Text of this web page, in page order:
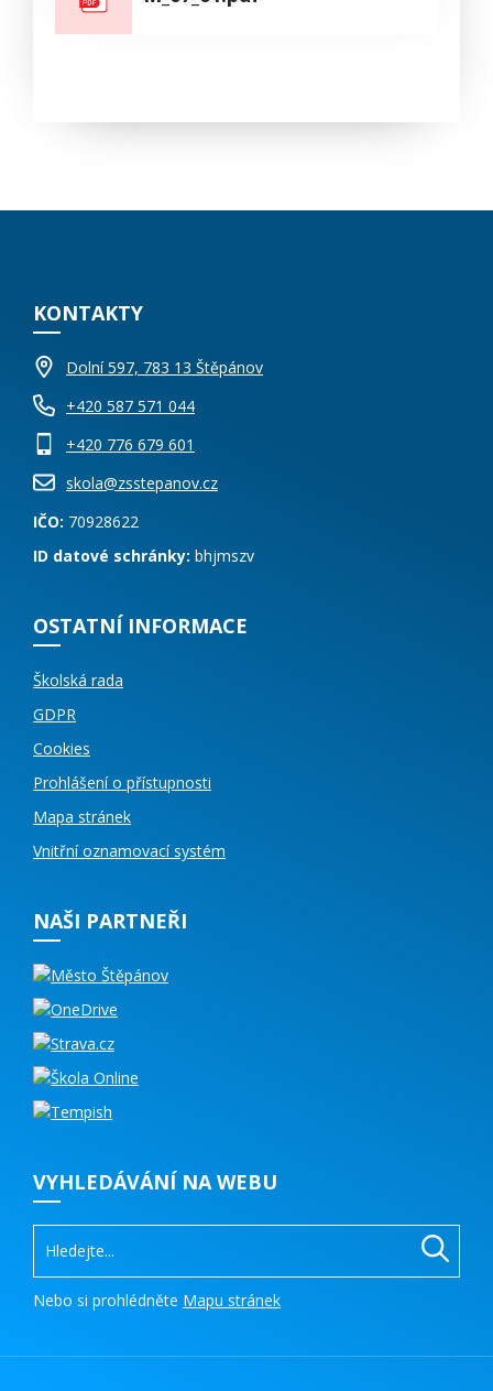
KONTAKTY
Dolní 597, 783 13 Štěpánov
+420 587 571 044
+420 776 679 601
skola@zsstepanov.cz
IČO: 70928622
ID datové schránky: bhjmszv
OSTATNÍ INFORMACE
Školská rada
GDPR
Cookies
Prohlášení o přístupnosti
Mapa stránek
Vnitřní oznamovací systém
NAŠI PARTNEŘI
VYHLEDÁVÁNÍ NA WEBU
Nebo si prohlédněte Mapu stránek